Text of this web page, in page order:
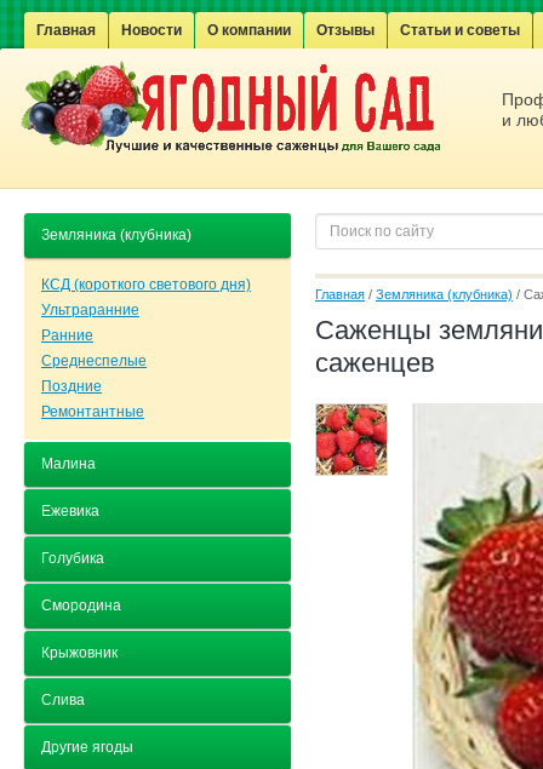
Главная Новости О компании Отзывы Статьи и советы
и
Земляника (клубника)
КСД (короткого светового дня)
Ультраранние
Ранние
Среднеспелые
Поздние
Ремонтантные
Малина
Ежевика
Голубика
Смородина
Крыжовник
Слива
Другие ягоды
Главная / Земляника (клубника) /
Саженцы
саженцев